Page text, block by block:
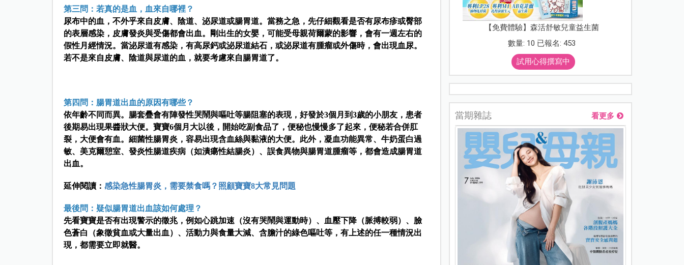
第三問：若真的是血，血來自哪裡？
尿布中的血，不外乎來自皮膚、陰道、泌尿道或腸胃道。當務之急，先仔細觀看是否有尿布疹或臀部
的表層感染，皮膚發炎與受傷都會出血。剛出生的女嬰，可能受母親荷爾蒙的影響，會有一週左右的
假性月經情況。當泌尿道有感染，有高尿鈣或泌尿道結石，或泌尿道有腫瘤或外傷時，會出現血尿。
若不是來自皮膚、陰道與尿道的血，就要考慮來自腸胃道了。
第四問：腸胃道出血的原因有哪些？
依年齡不同而異。腸套疊會有陣發性哭鬧與嘔吐等腸阻塞的表現，好發於3個月到3歲的小朋友，患者
後期易出現果醬狀大便。寶寶6個月大以後，開始吃副食品了，便秘也慢慢多了起來，便秘若合併肛
裂，大便會有血。細菌性腸胃炎，容易出現含血絲與黏液的大便。此外，凝血功能異常、牛奶蛋白過
敏、美克爾憩室、發炎性腸道疾病（如潰瘍性結腸炎）、誤食異物與腸胃道腫瘤等，都會造成腸胃道
出血。
延伸閱讀： 感染急性腸胃炎，需要禁食嗎？照顧寶寶8大常見問題
最後問：疑似腸胃道出血該如何處理？
先看寶寶是否有出現警示的徵兆，例如心跳加速（沒有哭鬧與運動時）、血壓下降（脈搏較弱）、臉
色蒼白（象徵貧血或大量出血）、活動力與食量大減、含膽汁的綠色嘔吐等，有上述的任一種情況出
現，都需要立即就醫。
【免費體驗】森活舒敏兒童益生菌
數量: 10 已報名: 453
試用心得撰寫中
當期雜誌 看更多